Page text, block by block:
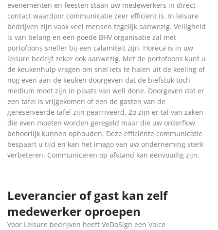
evenementen en feesten staan uw medewerkers in direct
contact waardoor communicatie zeer efficiënt is. In leisure
bedrijven zijn vaak veel mensen tegelijk aanwezig. Veiligheid
is van belang en een goede BHV organisatie zal met
portofoons sneller bij een calamiteit zijn. Horeca is in uw
leisure bedrijf zeker ook aanwezig. Met de portofoons kunt u
de keukenhulp vragen om snel iets te halen uit de koeling of
nog even aan de keuken doorgeven dat de biefstuk toch
medium moet zijn in plaats van well done. Doorgeven dat er
een tafel is vrijgekomen of een de gasten van de
gereserveerde tafel zijn gearriveerd. Zo zijn er tal van zaken
die even moeten worden geregeld maar die uw orderflow
behoorlijk kunnen ophouden. Deze efficiënte communicatie
bespaart u tijd en kan het imago van uw onderneming sterk
verbeteren. Communiceren op afstand kan eenvoudig zijn.
Leverancier of gast kan zelf
medewerker oproepen
Voor Leisure bedrijven heeft VeDoSign een Voice